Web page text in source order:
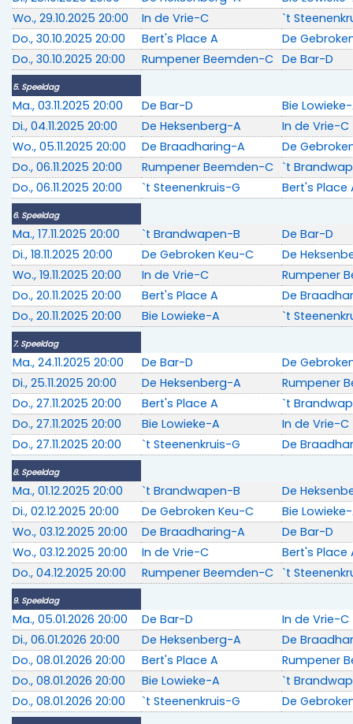
Wo., 29.10.2025 20:00
In de Vrie-C
`t
Do., 30.10.2025 20:00
Bert's Place A
De
Do., 30.10.2025 20:00
Rumpener Beemden-C De Bar-D
5. Speeldag
Ma., 03.11.2025 20:00 De Bar-D
Bie
Di., 04.11.2025 20:00
De Heksenberg-A
In de Vrie-C
Wo., 05.11.2025 20:00
De Braadharing-A
De
Do., 06.11.2025 20:00
Rumpener Beemden-C `t
Do., 06.11.2025 20:00
`t Steenenkruis-G Bert's Place
6. Speeldag
Ma., 17.11.2025 20:00 `t Brandwapen-B
De Bar-D
Di., 18.11.2025 20:00
De Gebroken Keu-C
De
Wo., 19.11.2025 20:00
In de Vrie-C
Rumpener
Do., 20.11.2025 20:00
Bert's Place A
De
Do., 20.11.2025 20:00
Bie Lowieke-A `t
7. Speeldag
Ma., 24.11.2025 20:00 De Bar-D
De
Di., 25.11.2025 20:00
De Heksenberg-A
Rumpener
Do., 27.11.2025 20:00
Bert's Place A
`t
Do., 27.11.2025 20:00
Bie Lowieke-A
In de Vrie-C
Do., 27.11.2025 20:00
`t Steenenkruis-G De
8. Speeldag
Ma., 01.12.2025 20:00 `t Brandwapen-B
De
Di., 02.12.2025 20:00
De Gebroken Keu-C
Bie
Wo., 03.12.2025 20:00
De Braadharing-A
De Bar-D
Wo., 03.12.2025 20:00
In de Vrie-C
Bert's Place
Do., 04.12.2025 20:00
Rumpener Beemden-C `t
9. Speeldag
Ma., 05.01.2026 20:00 De Bar-D
In de Vrie-C
Di., 06.01.2026 20:00
De Heksenberg-A
De
Do., 08.01.2026 20:00
Bert's Place A
Rumpener
Do., 08.01.2026 20:00
Bie Lowieke-A
`t
Do., 08.01.2026 20:00
`t Steenenkruis-G De